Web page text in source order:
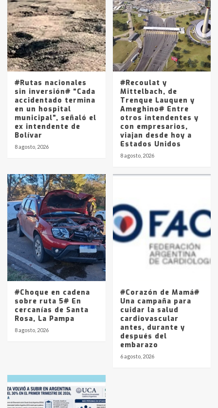
4
joven de Trenque Lauquen
5
Los precios de los combustibles en
La Pampa, desde YPF hasta Axion
entre 857 a 1338 pesos
#Rutas nacionales
sin inversión# “Cada
accidentado termina
en un hospital
municipal”, señaló el
ex intendente de
Bolívar
8 agosto, 2026
#Recoulat y
Mittelbach, de
Trenque Lauquen y
Ameghino# Entre
otros intendentes y
con empresarios,
viajan desde hoy a
Estados Unidos
8 agosto, 2026
#Choque en cadena
sobre ruta 5# En
cercanías de Santa
Rosa, La Pampa
8 agosto, 2026
#Corazón de Mamá#
Una campaña para
cuidar la salud
cardiovascular
antes, durante y
después del
embarazo
6 agosto, 2026